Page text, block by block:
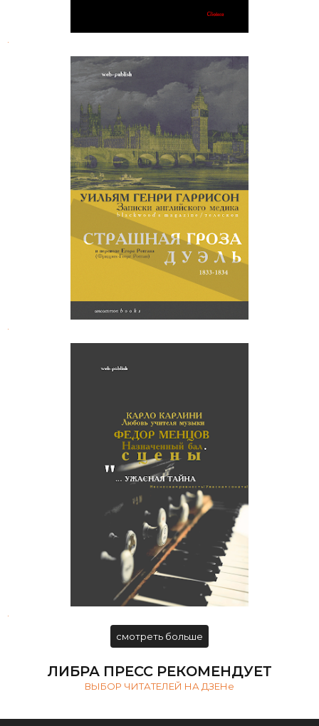
Уильям Генри Гаррисон. Записки
английского медика
Карло Карлини. Любовь учителя
музыки
смотреть больше
ЛИБРА ПРЕСС РЕКОМЕНДУЕТ
ВЫБОР ЧИТАТЕЛЕЙ НА ДЗЕНе